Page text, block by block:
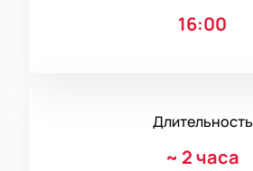
16:00
Длительность
~ 2 часа